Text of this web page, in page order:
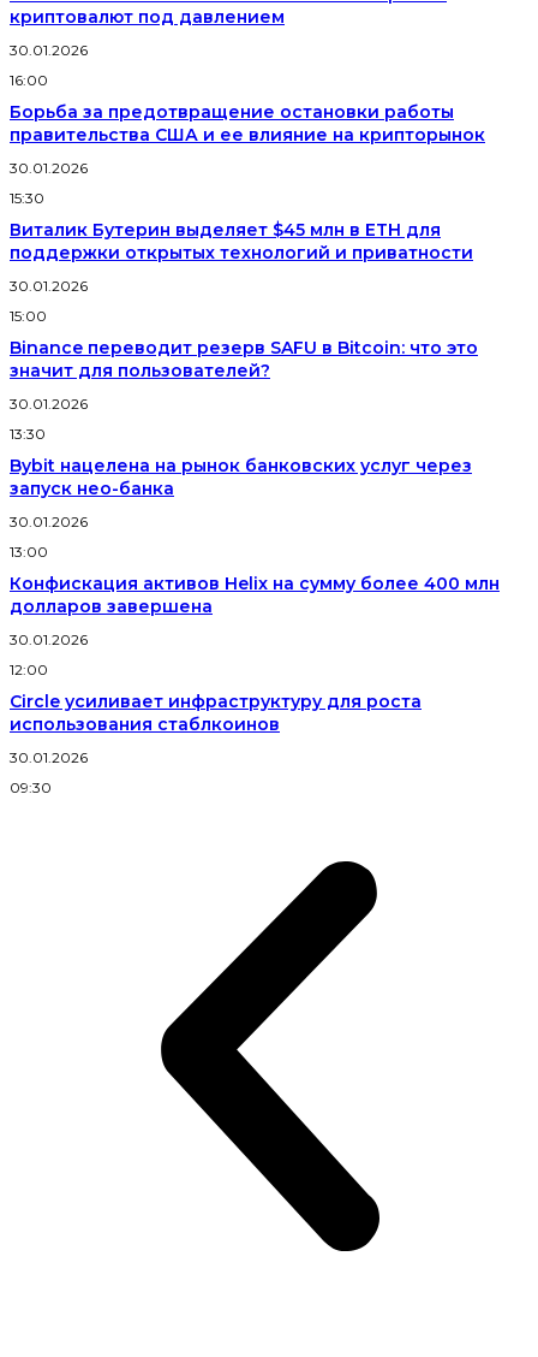
криптовалют под давлением
30.01.2026
16:00
Борьба за предотвращение остановки работы
правительства США и ее влияние на крипторынок
30.01.2026
15:30
Виталик Бутерин выделяет $45 млн в ETH для
поддержки открытых технологий и приватности
30.01.2026
15:00
Binance переводит резерв SAFU в Bitcoin: что это
значит для пользователей?
30.01.2026
13:30
Bybit нацелена на рынок банковских услуг через
запуск нео-банка
30.01.2026
13:00
Конфискация активов Helix на сумму более 400 млн
долларов завершена
30.01.2026
12:00
Circle усиливает инфраструктуру для роста
использования стаблкоинов
30.01.2026
09:30